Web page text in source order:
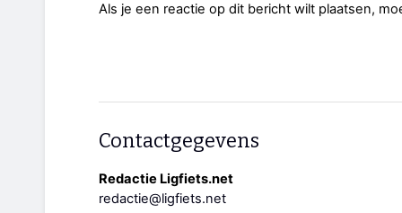
Als je een reactie op dit bericht wilt plaatsen,
Contactgegevens
Redactie Ligfiets.net
redactie@ligfiets.net